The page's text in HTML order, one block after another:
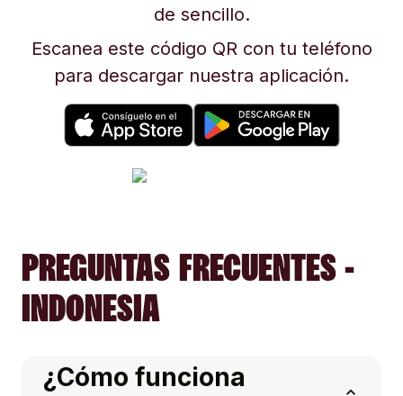
de sencillo.
Escanea este código QR con tu teléfono
para descargar nuestra aplicación.
PREGUNTAS FRECUENTES -
INDONESIA
¿Cómo funciona